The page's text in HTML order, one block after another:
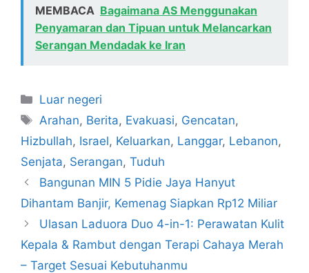
MEMBACA Bagaimana AS Menggunakan
Penyamaran dan Tipuan untuk Melancarkan
Serangan Mendadak ke Iran
Kategori
Luar negeri
Tag
Arahan, Berita, Evakuasi, Gencatan,
Hizbullah, Israel, Keluarkan, Langgar, Lebanon,
Senjata, Serangan, Tuduh
Bangunan MIN 5 Pidie Jaya Hanyut
Dihantam Banjir, Kemenag Siapkan Rp12 Miliar
Ulasan Laduora Duo 4-in-1: Perawatan Kulit
Kepala & Rambut dengan Terapi Cahaya Merah
– Target Sesuai Kebutuhanmu